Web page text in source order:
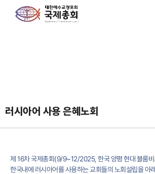
러시아어 사용 은혜노회
제 16차 국제총회(9/9~12/2025, 한국 양평 현대 블룸비
한국내에 러시아어를 사용하는 교회들의 노회설립을 아